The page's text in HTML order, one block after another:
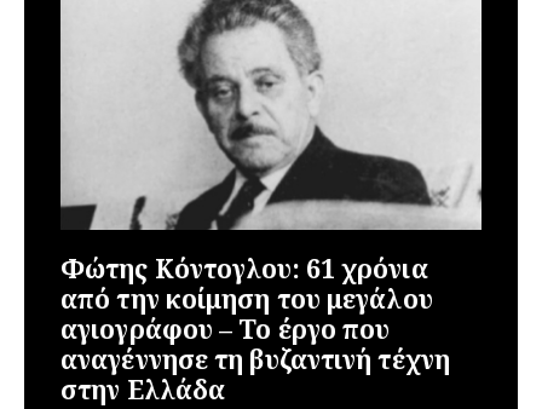
Φώτης Κόντογλου: 61 χρόνια
από την κοίμηση του μεγάλου
αγιογράφου – Το έργο που
αναγέννησε τη βυζαντινή τέχνη
στην Ελλάδα